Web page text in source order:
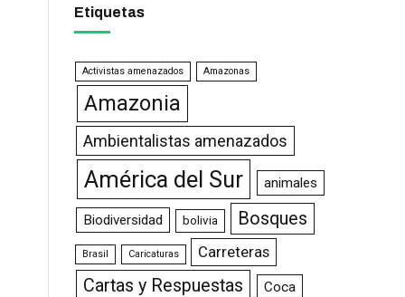
Etiquetas
Activistas amenazados Amazonas
Amazonia
Ambientalistas amenazados
América del Sur animales
Biodiversidad bolivia Bosques
Brasil Caricaturas Carreteras
Cartas y Respuestas
Coca